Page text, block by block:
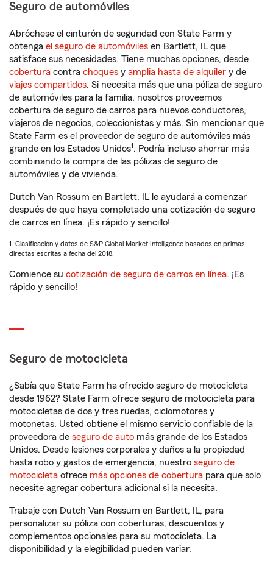
Seguro de automóviles
Abróchese el cinturón de seguridad con State Farm y
obtenga el seguro de automóviles en Bartlett, IL que
satisface sus necesidades. Tiene muchas opciones, desde
cobertura contra choques y amplia hasta de alquiler y de
viajes compartidos. Si necesita más que una póliza de seguro
de automóviles para la familia, nosotros proveemos
cobertura de seguro de carros para nuevos conductores,
viajeros de negocios, coleccionistas y más. Sin mencionar que
State Farm es el proveedor de seguro de automóviles más
grande en los Estados Unidos1. Podría incluso ahorrar más
combinando la compra de las pólizas de seguro de
automóviles y de vivienda.
Dutch Van Rossum en Bartlett, IL le ayudará a comenzar
después de que haya completado una cotización de seguro
de carros en línea. ¡Es rápido y sencillo!
1. Clasificación y datos de S&P Global Market Intelligence basados en primas
directas escritas a fecha del 2018.
Comience su cotización de seguro de carros en línea. ¡Es
rápido y sencillo!
Seguro de motocicleta
¿Sabía que State Farm ha ofrecido seguro de motocicleta
desde 1962? State Farm ofrece seguro de motocicleta para
motocicletas de dos y tres ruedas, ciclomotores y
motonetas. Usted obtiene el mismo servicio confiable de la
proveedora de seguro de auto más grande de los Estados
Unidos. Desde lesiones corporales y daños a la propiedad
hasta robo y gastos de emergencia, nuestro seguro de
motocicleta ofrece más opciones de cobertura para que solo
necesite agregar cobertura adicional si la necesita.
Trabaje con Dutch Van Rossum en Bartlett, IL, para
personalizar su póliza con coberturas, descuentos y
complementos opcionales para su motocicleta. La
disponibilidad y la elegibilidad pueden variar.